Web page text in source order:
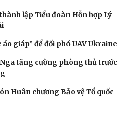
lập Tiểu đoàn Hỗn hợp Lý
giáp” để đối phó UAV Ukraine
tăng cường phòng thủ trước
Huân chương Bảo vệ Tổ quốc